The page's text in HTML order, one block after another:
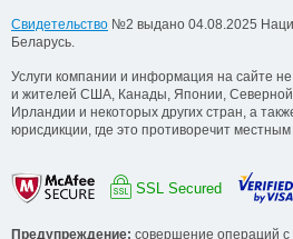
Свидетельство №2 выдано 04.08.2025
Беларусь.
Услуги компании и информация на сайте
и жителей США, Канады, Японии,
Ирландии и некоторых других стран, а
юрисдикции, где это противоречит
SSL Secured
Предупреждение: совершение операций с